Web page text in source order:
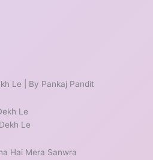
Le | By Pankaj Pandit
Le
Le
Hai Mera Sanwra